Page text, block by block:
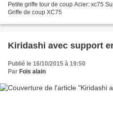
Petite griffe tour de coup Acier: xc75
Griffe de coup XC75
Kiridashi avec support
Publié le 16/10/2015 à 19:50
Par Fois alain